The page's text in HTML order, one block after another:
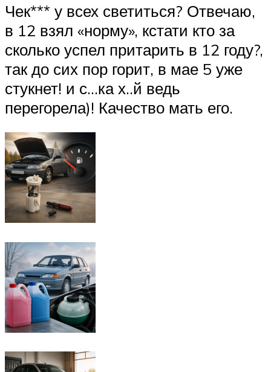
Чек*** у всех светиться? Отвечаю,
в 12 взял «норму», кстати кто за
сколько успел притарить в 12 году?,
так до сих пор горит, в мае 5 уже
стукнет! и с…ка х..й ведь
перегорела)! Качество мать его.